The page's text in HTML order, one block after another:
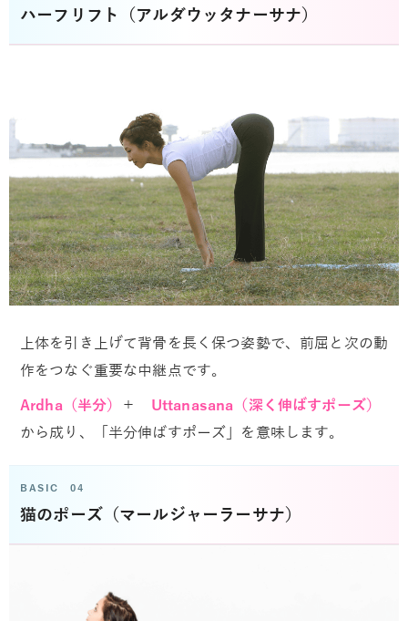
ハーフリフト（アルダウッタナーサナ）
上体を引き上げて背骨を長く保つ姿勢で、前屈と次の動
作をつなぐ重要な中継点です。
Ardha（半分） ＋ Uttanasana（深く伸ばすポーズ）
から成り、「半分伸ばすポーズ」を意味します。
BASIC 04
猫のポーズ（マールジャーラーサナ）